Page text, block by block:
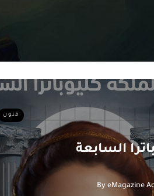
فنون
السابعة
By eMagazine